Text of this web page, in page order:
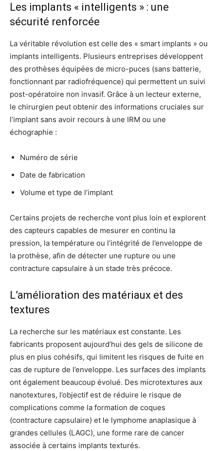
Les implants « intelligents » : une
sécurité renforcée
La véritable révolution est celle des « smart implants » ou
implants intelligents. Plusieurs entreprises développent
des prothèses équipées de micro-puces (sans batterie,
fonctionnant par radiofréquence) qui permettent un suivi
post-opératoire non invasif. Grâce à un lecteur externe,
le chirurgien peut obtenir des informations cruciales sur
l’implant sans avoir recours à une IRM ou une
échographie :
Numéro de série
Date de fabrication
Volume et type de l’implant
Certains projets de recherche vont plus loin et explorent
des capteurs capables de mesurer en continu la
pression, la température ou l’intégrité de l’enveloppe de
la prothèse, afin de détecter une rupture ou une
contracture capsulaire à un stade très précoce.
L’amélioration des matériaux et des
textures
La recherche sur les matériaux est constante. Les
fabricants proposent aujourd’hui des gels de silicone de
plus en plus cohésifs, qui limitent les risques de fuite en
cas de rupture de l’enveloppe. Les surfaces des implants
ont également beaucoup évolué. Des microtextures aux
nanotextures, l’objectif est de réduire le risque de
complications comme la formation de coques
(contracture capsulaire) et le lymphome anaplasique à
grandes cellules (LAGC), une forme rare de cancer
associée à certains implants texturés.